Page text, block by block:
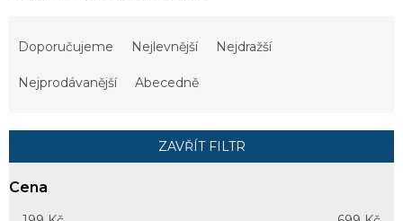
r
o
Doporučujeme Nejlevnější Nejdražší
Nejprodávanější Abecedně
ZAVŘÍT FILTR
Cena